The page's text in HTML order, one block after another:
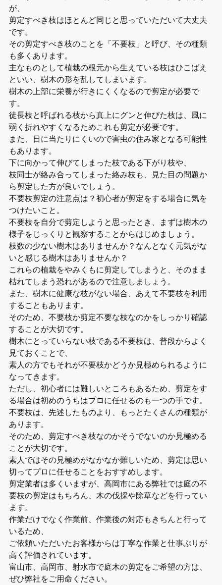
が、
剪定すべき枝はほとんど同じと思っていただいて大丈夫
です。
その剪定すべき枝のことを「不要枝」と呼び、その種類
も多くあります。
主なものとして植栽の根元から生えている枝はひこばえ
といい、樹木の形を乱してしまいます。
樹木の上部に栄養が行きにくくなるので剪定が必要で
す。
徒長枝と呼ばれる枝から真上にグンと伸びた枝は、風に
弱く折れやすくなるためこれも剪定が必要です。
また、日に当たりにくいので害虫の住み家となる可能性
もあります。
下に向かって伸びてしまった枝である下がり枝や、
枝同士が絡み合ってしまった絡み枝も、見た目の問題か
ら剪定した方が良いでしょう。
不要枝剪定の注意点は？初心者が剪定をする場合に気を
つけたいこと。
不要枝を自分で剪定しようと思ったとき、まずは樹木の
様子をじっくりと観察することからはじめましょう。
枝数の少ない樹木はありませんか？なんとなく元気がな
いと感じる樹木はありませんか？
これらの植栽をやみくもに剪定してしまうと、そのまま
枯れてしまう恐れがあるので注意しましょう。
また、樹木に健康な枝がない場合、あえて不要枝を利用
することもあります。
そのため、不要枝か剪定不要な枝なのかをしっかり確認
することが大切です。
樹木にとっていらない枝である不要枝は、普段からよく
見ておくことで、
素人の方でもそれが不要枝かどうか見極められるように
なってきます。
ただし、初心者には難しいところもあるため、剪定をす
る場合は初めのうちはプロに任せるのも一つの手です。
不要枝は、先述したものより、もっとたくさんの種類が
あります。
そのため、剪定すべき枝なのかそうでないのか見極める
ことが大切です。
素人ではその見極めがなかなか難しいため、剪定は思い
切ってプロに任せることをおすすめします。
剪定業者は多くいますが、高岡市にある弊社では庭の不
要枝の剪定はもちろん、木の伐採や除草などを行ってい
ます。
作業だけでなく作業前、作業後の対応もきちんと行って
いるため、
ご依頼いただいたお客様からは丁寧な作業と仕事ぶりが
高く評価されています。
富山市、高岡市、射水市で庭木の剪定をご希望の方は、
ぜひ弊社をご用命ください。